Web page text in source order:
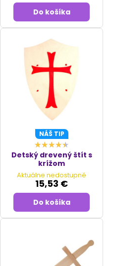
Do košíka
NÁŠ TIP
Detský drevený štít s
krížom
Aktuálne nedostupné
15,53 €
Do košíka